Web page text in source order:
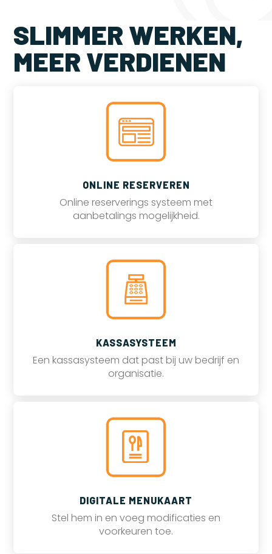
SLIMMER WERKEN,
MEER VERDIENEN
ONLINE RESERVEREN
Online reserverings systeem met
aanbetalings mogelijkheid.
KASSASYSTEEM
Een kassasysteem dat past bij uw bedrijf en
organisatie.
DIGITALE MENUKAART
Stel hem in en voeg modificaties en
voorkeuren toe.